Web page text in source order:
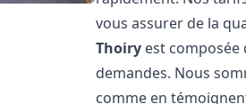
vous assurer de la
Thoiry est
demandes. Nous
comme en